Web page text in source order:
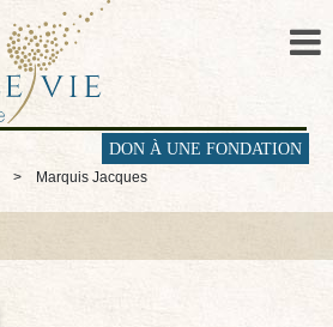
DON À UNE FONDATION
> Marquis Jacques